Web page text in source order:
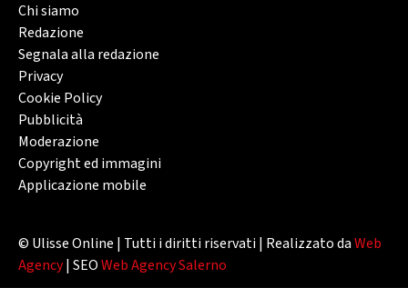
Chi siamo
Redazione
Segnala alla redazione
Privacy
Cookie Policy
Pubblicità
Moderazione
Copyright ed immagini
Applicazione mobile
© Ulisse Online | Tutti i diritti riservati | Realizzato daWeb
Agency| SEOWeb Agency Salerno